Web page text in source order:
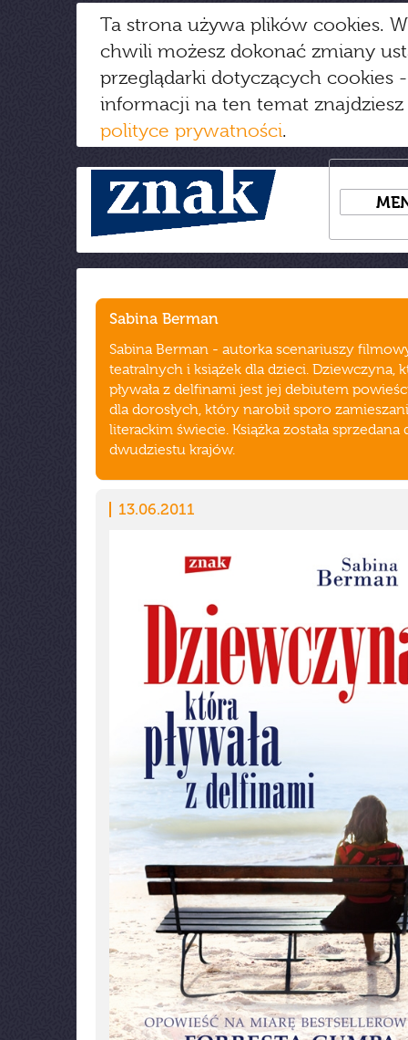
Ta strona używa plików cookies.
chwili możesz dokonać zmiany
przeglądarki dotyczących cookies
informacji na ten temat
polityce prywatności.
Sabina Berman
Sabina Berman - autorka scenariuszy
teatralnych i książek dla dzieci. Dziewczyna,
pływała z delfinami jest jej debiutem
dla dorosłych, który narobił sporo
literackim świecie. Książka została sprzedana
dwudziestu krajów.
13.06.2011